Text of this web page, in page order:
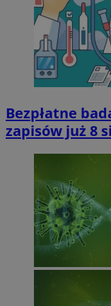
Bezpłatne
zapisów już 8